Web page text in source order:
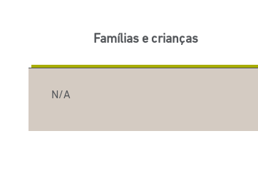
Famílias e crianças
N/A